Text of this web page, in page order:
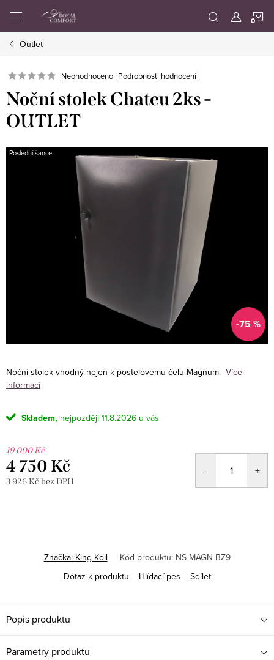
obsah
Outlet
Neohodnoceno Podrobnosti hodnocení
Noční stolek Chateu 2ks -
OUTLET
Poslední šance
-75 %
Noční stolek vhodný nejen k postelovému čelu Magnum. Více
informací
Skladem 11.8.2026
19 000 Kč
4 750 Kč
3 926 Kč bez DPH
Značka: King Koil Kód produktu: NS-MAGN-BZ9
Dotaz k produktu
Hlídací pes Sdílet
Popis produktu
Parametry produktu